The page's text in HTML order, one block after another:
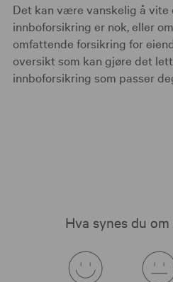
Det kan være vanskelig å vite
innboforsikring er nok, eller
omfattende forsikring for
oversikt som kan gjøre det
innboforsikring som passer
Hva synes du